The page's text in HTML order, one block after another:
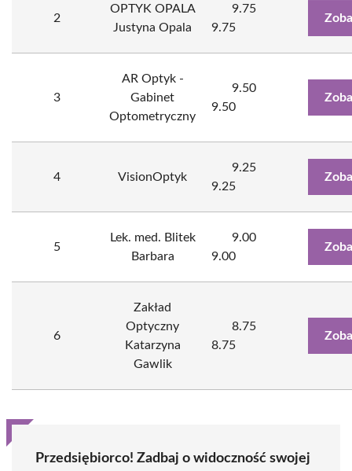
2
OPTYK OPALA
Justyna Opala
9.75
9.75
3
AR Optyk -
Gabinet
Optometryczny
9.50
9.50
4 VisionOptyk
9.25
9.25
5
Lek. med. Blitek
Barbara
9.00
9.00
6
Zakład
Optyczny
Katarzyna
Gawlik
8.75
8.75
Przedsiębiorco! Zadbaj o widoczność swojej